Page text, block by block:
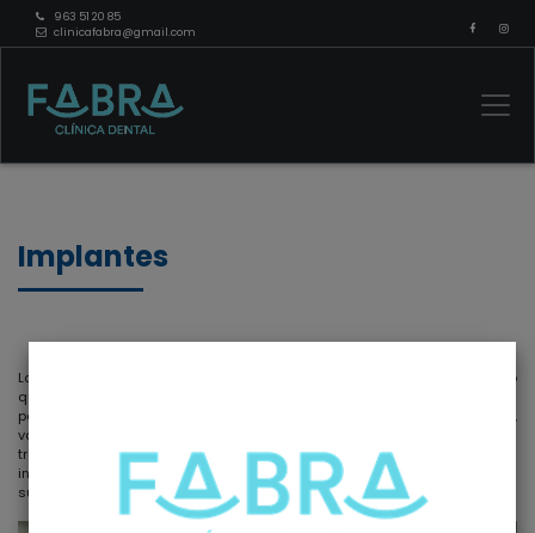
963 51 20 85
clinicafabra@gmail.com
Implantes
Los implantes dentales son piezas fabricadas generalmente en titanio
quirúrgico con forma de raíz y que se emplean para sustituir dientes
perdidos. Los implantes dentales se pueden emplear para sustituir uno,
varios o la totalidad de los dientes de la boca. Como en todos los
tratamientos dentales, es imprescindible estudiar cada caso de manera
individualizada para poder ofrecerle la solución que mejor se adapte a
su caso.